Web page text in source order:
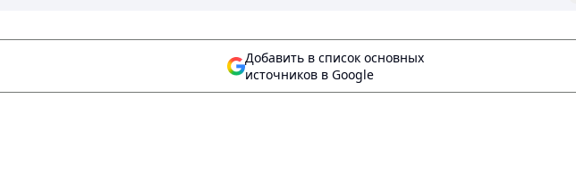
Добавить в список основных
источников в Google